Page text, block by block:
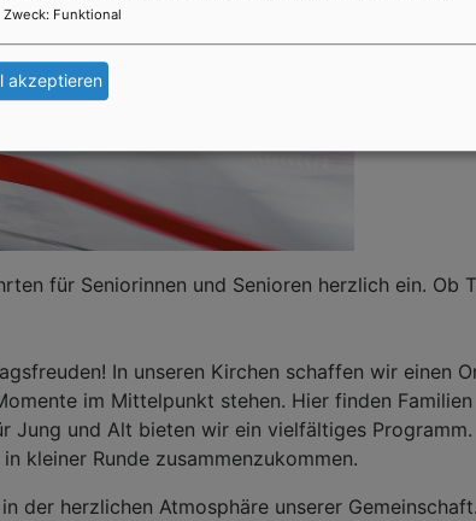
für Seniorinnen und Senioren herzlich ein. Ob
In unseren Kirchen schaffen wir einen
im Mittelpunkt stehen. Hier finden Familien
Jung und Alt bieten wir ein vielfältiges Programm.
kleiner Runde zusammenzukommen.
der herzlichen Atmosphäre unserer Gemeinschaft.
Zweck: Funktional
akzeptieren